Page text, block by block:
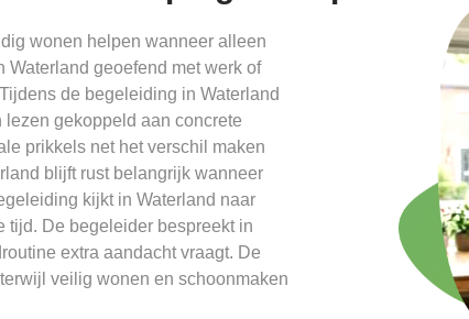
wonen helpen wanneer alleen
geoefend met werk of
de begeleiding in Waterland
gekoppeld aan concrete
prikkels net het verschil maken
blijft rust belangrijk wanneer
kijkt in Waterland naar
tijd. De begeleider bespreekt in
extra aandacht vraagt. De
veilig wonen en schoonmaken